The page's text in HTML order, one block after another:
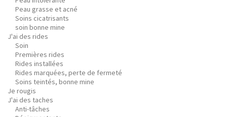
Peau grasse et acné
Soins cicatrisants
soin bonne mine
J'ai des rides
Soin
Premières rides
Rides installées
Rides marquées, perte de fermeté
Soins teintés, bonne mine
Je rougis
J'ai des taches
Anti-tâches